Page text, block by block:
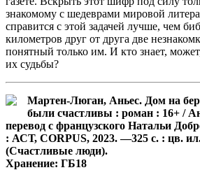
знакомому с шедеврами мировой
справится с этой задачей лучше, чем
километров друг от друга две
понятный только им. И кто знает,
их судьбы?
Мартен-Люган, Аньес. Дом на
были счастливы : роман : 16+ /
перевод с французского Натальи
: АСТ, CORPUS, 2023. —325 с. : цв.
(Счастливые люди).
Хранение: ГБ18